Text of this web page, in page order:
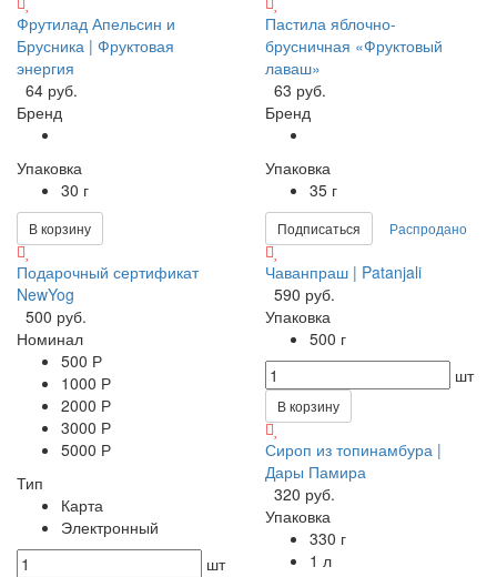
Фрутилад Апельсин и
Брусника | Фруктовая
энергия
64 руб.
Бренд
Упаковка
30 г
В корзину
Пастила яблочно-
брусничная «Фруктовый
лаваш»
63 руб.
Бренд
Упаковка
35 г
Подписаться Распродано
Подарочный сертификат
NewYog
500 руб.
Номинал
500 Р
1000 Р
2000 Р
3000 Р
5000 Р
Тип
Карта
Электронный
шт
Чаванпраш | Patanjali
590 руб.
Упаковка
500 г
шт
В корзину
Сироп из топинамбура |
Дары Памира
320 руб.
Упаковка
330 г
1 л